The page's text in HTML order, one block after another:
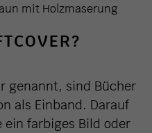
mit Holzmaserung
genannt, sind Bücher
als Einband. Darauf
ein farbiges Bild oder